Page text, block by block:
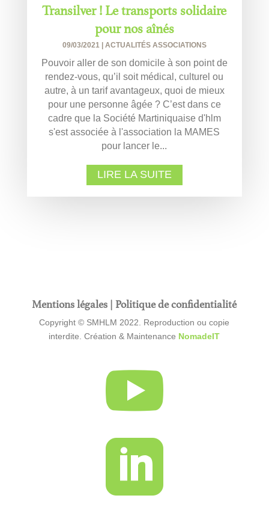
Transilver ! Le transports solidaire
pour nos aînés
09/03/2021| ACTUALITÉS ASSOCIATIONS
Pouvoir aller de son domicile à son point de
rendez-vous, qu’il soit médical, culturel ou
autre, à un tarif avantageux, quoi de mieux
pour une personne âgée ? C’est dans ce
cadre que la Société Martiniquaise d'hlm
s'est associée à l'association la MAMES
pour lancer le...
LIRE LA SUITE
Mentions légales | Politique de confidentialité
Copyright © SMHLM 2022. Reproduction ou copie
interdite. Création & Maintenance NomadeIT

